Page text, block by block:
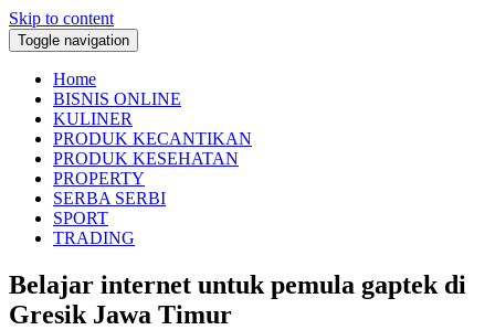
Skip to content
Toggle navigation
Home
BISNIS ONLINE
KULINER
PRODUK KECANTIKAN
PRODUK KESEHATAN
PROPERTY
SERBA SERBI
SPORT
TRADING
Belajar internet untuk pemula gaptek di
Gresik Jawa Timur